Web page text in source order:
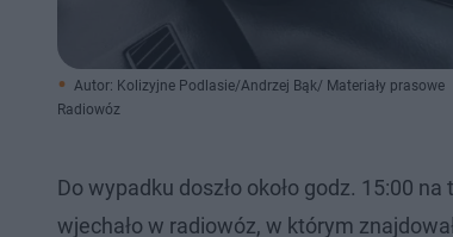
Autor: Kolizyjne Podlasie/Andrzej Bąk/ Materiały prasowe
Radiowóz
Do wypadku doszło około godz. 15:00
wjechało w radiowóz, w którym